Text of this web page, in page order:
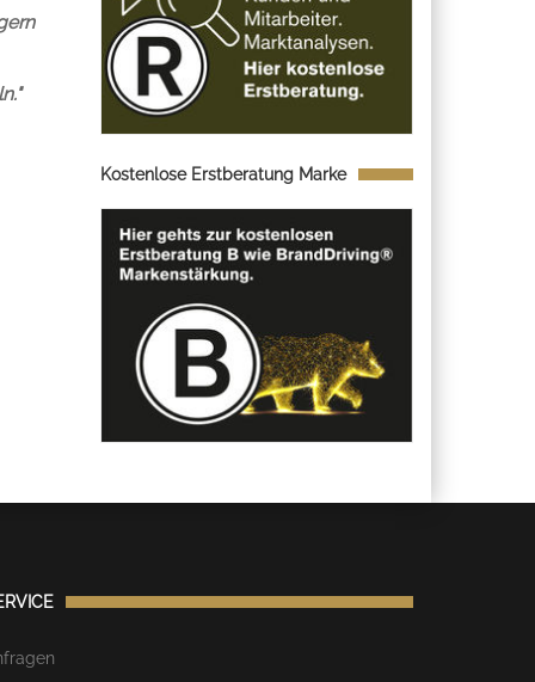
Kostenlose Erstberatung Marke